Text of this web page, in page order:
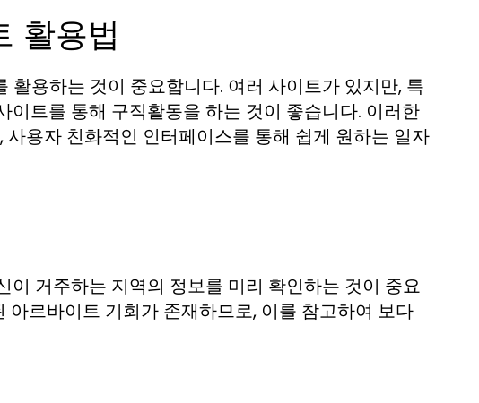
활용법
용하는 것이 중요합니다. 여러 사이트가 있지만, 특
트를 통해 구직활동을 하는 것이 좋습니다. 이러한
용자 친화적인 인터페이스를 통해 쉽게 원하는 일자
거주하는 지역의 정보를 미리 확인하는 것이 중요
르바이트 기회가 존재하므로, 이를 참고하여 보다